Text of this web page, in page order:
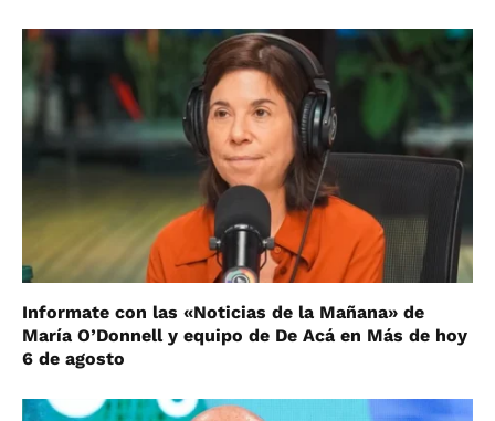
Informate con las «Noticias de la Mañana» de
María O’Donnell y equipo de De Acá en Más de hoy
6 de agosto